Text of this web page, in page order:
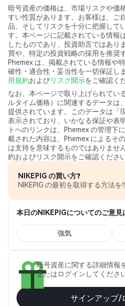
暗号資産の価格は、市場リスクや価
すい性質があります。お客様は、ご
品、そしてリスクを十分に把握して
す。本ページに記載されている情報
したものであり、投資助言ではあり
買や、特定の投資戦略の採用を推奨
Phemex は、掲載されている情報や
確性・適合性・妥当性を一切保証し
用規約およびリスク開示をご確認く
なお、本ページで取り上げられてい
ルタイム価格）に関連するデータは
提供されています。このデータは「
表示されており、いかなる保証や表
トへのリンクは、Phemex の管理下
載された内容は、Phemex によるそ
は支持を意味するものではありませ
約およびリスク開示をご確認ください
NIKEPIG の買い方?
NIKEPIG の最初を取得する方法を
本日のNIKEPIGについてのご意見
強気
暗号資産に関する詳細情報
またはログインしてください
サインアップ/